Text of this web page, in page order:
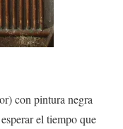
con pintura negra
el tiempo que